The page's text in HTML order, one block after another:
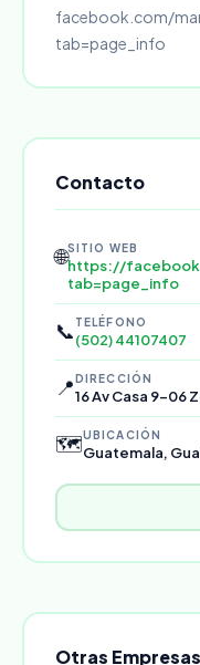
facebook.com/
tab=page_info
Contacto
🌐SITIO WEB
https://
tab=page_info
📞 TELÉFONO
(502) 44107407
📍DIRECCIÓN
16 Av Casa 9-06
🗺️UBICACIÓN
Guatemala,
Otras Empresas